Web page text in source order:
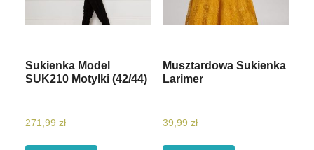
Sukienka Model
SUK210 Motylki (42/44)
271,99 zł
Musztardowa Sukienka
Larimer
39,99 zł